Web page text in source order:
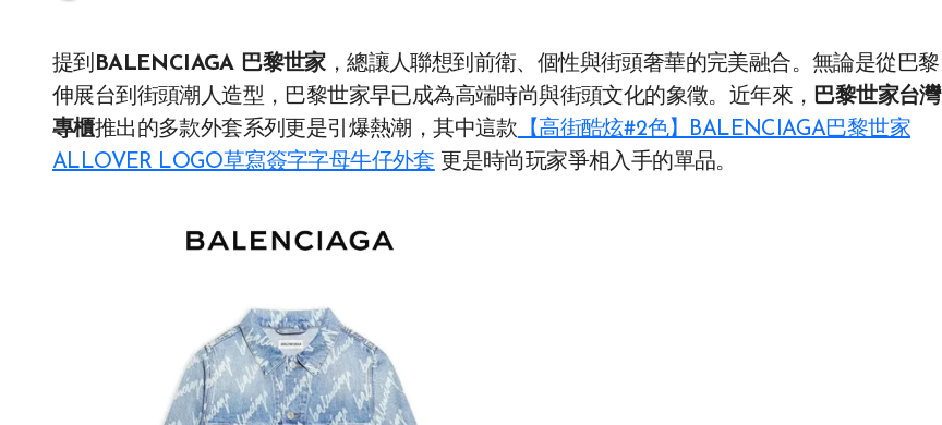
提到 BALENCIAGA 巴黎世家，總讓人聯想到前衛、個性與街頭奢華的完美融合。無論是從巴黎
伸展台到街頭潮人造型，巴黎世家早已成為高端時尚與街頭文化的象徵。近年來， 巴黎世家台灣
專櫃推出的多款外套系列更是引爆熱潮，其中這款 【高街酷炫#2色】BALENCIAGA巴黎世家
ALLOVER LOGO草寫簽字字母牛仔外套 更是時尚玩家爭相入手的單品。